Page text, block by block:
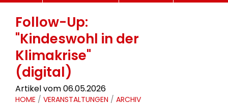
Follow-Up:
"Kindeswohl in der
Klimakrise"
(digital)
Artikel vom 06.05.2026
HOME / VERANSTALTUNGEN / ARCHIV